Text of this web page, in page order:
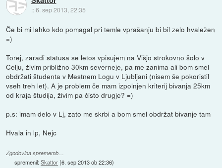
::6. sep 2013, 22:35
Če bi mi lahko kdo pomagal pri temle vprašanju bi bil zelo hvaležen
=)
Torej, zaradi statusa se letos vpisujem na Višjo strokovno šolo v
Celju, živim približno 30km severneje, pa me zanima ali bom smel
obdržati študenta v Mestnem Logu v Ljubljani (nisem še pokoristil
vseh treh let). A je problem če mam izpolnjen kriterij bivanja 25km
od kraja študija, živim pa čisto drugje? =)
p.s: imam delo v Lj, zato me skrbi a bom smel obdržat bivanje tam
Hvala in lp, Nejc
Zgodovina sprememb…
spremenil:Skattor(6. sep 2013 ob 22:36)